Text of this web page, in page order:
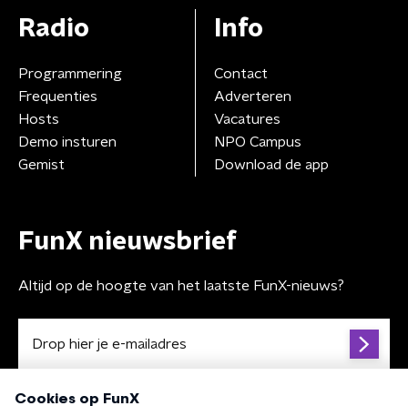
Radio
Programmering
Frequenties
Hosts
Demo insturen
Gemist
Info
Contact
Adverteren
Vacatures
NPO Campus
Download de app
FunX nieuwsbrief
Altijd op de hoogte van het laatste FunX-nieuws?